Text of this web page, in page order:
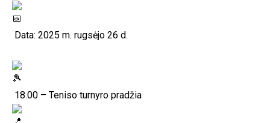
Data: 2025 m. rugsėjo 26 d.
18.00 – Teniso turnyro pradžia